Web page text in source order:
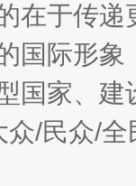
在于传
国际形
国家、
/民众/